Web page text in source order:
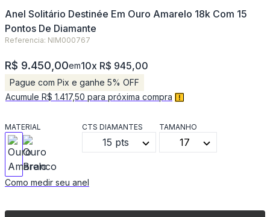
Anel Solitário Destinée Em Ouro Amarelo 18k Com 15
Pontos De Diamante
Referencia: NIM000767
R$ 9.450,00em10x R$ 945,00
Pague com Pix e ganhe 5% OFF
Acumule R$ 1.417,50 para próxima compra
MATERIAL CTS DIAMANTES
15 pts
TAMANHO
17
Como medir seu anel